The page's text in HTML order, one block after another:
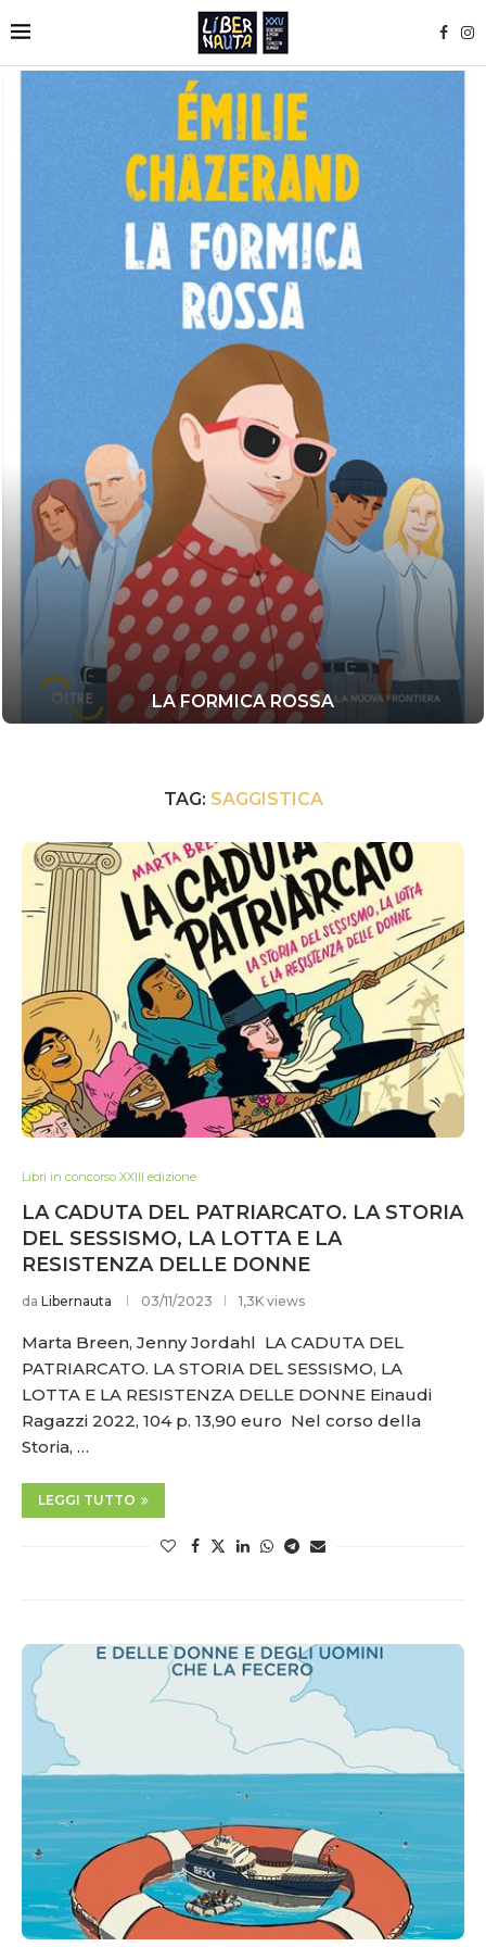
LA FORMICA ROSSA
TAG: SAGGISTICA
Libri in concorso XXIII edizione
LA CADUTA DEL PATRIARCATO. LA STORIA
DEL SESSISMO, LA LOTTA E LA
RESISTENZA DELLE DONNE
da Libernauta 03/11/2023 1,3K views
Marta Breen, Jenny Jordahl LA CADUTA DEL
PATRIARCATO. LA STORIA DEL SESSISMO, LA
LOTTA E LA RESISTENZA DELLE DONNE Einaudi
Ragazzi 2022, 104 p. 13,90 euro Nel corso della
Storia, …
LEGGI TUTTO